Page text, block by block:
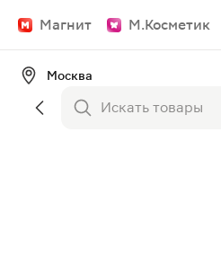
Магнит М.Косметик
Москва